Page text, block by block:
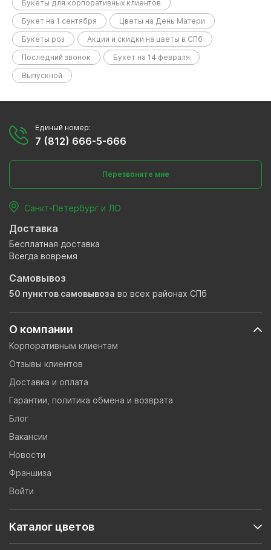
Букеты для корпоративных клиентов
Букет на 1 сентября
Цветы на День Матери
Букеты роз
Акции и скидки на цветы в СПб
Последний звонок
Букет на 14 февраля
Выпускной
О компании
Корпоративным клиентам
Отзывы клиентов
Доставка и оплата
Гарантии, политика обмена и возврата
Блог
Вакансии
Новости
Франшиза
Войти
Каталог цветов
Единый номер:
7 (812) 666-5-666
Перезвоните мне
Санкт-Петербург и ЛО
Доставка
Бесплатная доставка
Всегда вовремя
Самовывоз
50 пунктов самовывоза во всех районах СПб